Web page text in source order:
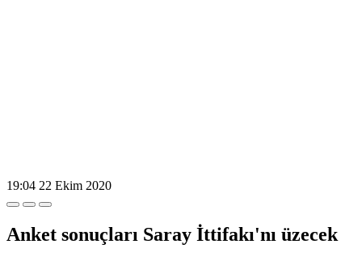
19:04 22 Ekim 2020
Anket sonuçları Saray İttifakı'nı üzecek